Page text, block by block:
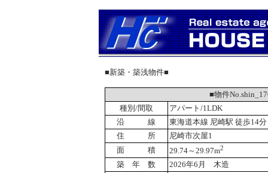
■新築・築浅物件■
■物件
種別/間取
アパート/1LDK
沿 線
東海道本線 尼崎駅 徒歩14分
住 所
尼崎市次屋1
面 積
29.74～29.97m2
築 年 数
2026年6月 木造